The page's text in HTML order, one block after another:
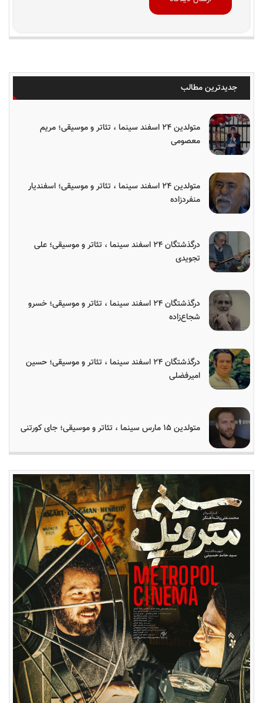
جدیدترین مطالب
متولدین ۲۴ اسفند سینما ، تئاتر و موسیقی؛ مریم
معصومی
متولدین ۲۴ اسفند سینما ، تئاتر و موسیقی؛ اسفندیار
منفردزاده
درگذشتگان ۲۴ اسفند سینما ، تئاتر و موسیقی؛ علی
تجویدی
درگذشتگان ۲۴ اسفند سینما ، تئاتر و موسیقی؛ خسرو
شجاع‌زاده
درگذشتگان ۲۴ اسفند سینما ، تئاتر و موسیقی؛ حسین
امیرفضلی
متولدین ۱۵ مارس سینما ، تئاتر و موسیقی؛ جای کورتنی